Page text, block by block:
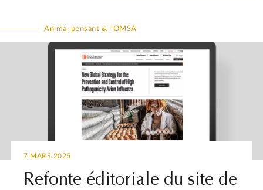
▶ ▶
Animal pensant & l'OMSA
7 MARS 2025
Refonte éditoriale du site de